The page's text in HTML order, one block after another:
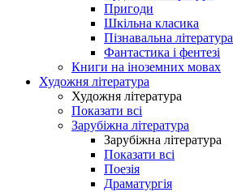
Пригоди
Шкільна класика
Пізнавальна література
Фантастика і фентезі
Книги на іноземних мовах
Художня література
Художня література
Показати всі
Зарубіжна література
Зарубіжна література
Показати всі
Поезія
Драматургія